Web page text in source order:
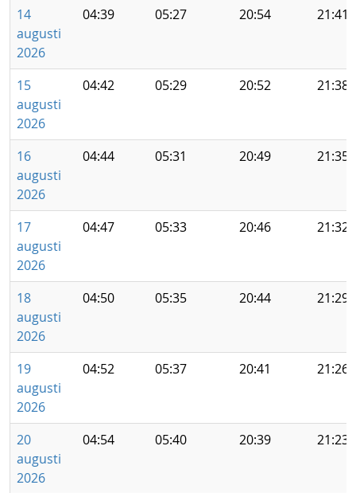
14
augusti
2026
04:39 05:27 20:54 21:41
15
augusti
2026
04:42 05:29 20:52 21:38
16
augusti
2026
04:44 05:31 20:49 21:35
17
augusti
2026
04:47 05:33 20:46 21:32
18
augusti
2026
04:50 05:35 20:44 21:29
19
augusti
2026
04:52 05:37 20:41 21:26
20
augusti
2026
04:54 05:40 20:39 21:23